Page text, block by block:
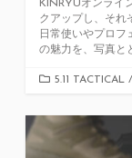
KINRYUオンライ
クアップし、それ
日常使いやプロフ
の魅力を、写真と
カ
ゴ
リ
5.11 TACTICAL /